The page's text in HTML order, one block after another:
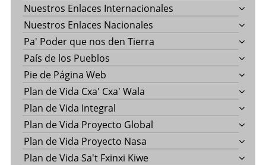
Nuestros Enlaces Internacionales
Nuestros Enlaces Nacionales
Pa' Poder que nos den Tierra
País de los Pueblos
Pie de Página Web
Plan de Vida Cxa' Cxa' Wala
Plan de Vida Integral
Plan de Vida Proyecto Global
Plan de Vida Proyecto Nasa
Plan de Vida Sa't Fxinxi Kiwe